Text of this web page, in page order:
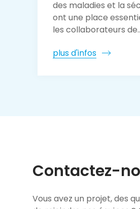
des maladies et la
ont une place
les collaborateurs
plus d'infos
Contactez-
Vous avez un projet, des